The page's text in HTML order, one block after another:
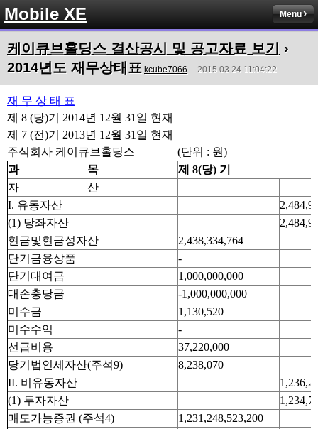
Mobile XE Menu
케이큐브홀딩스 결산공시 및 공고자료 보기
›
2014년도 재무상태표 kcube7066 2015.03.24 11:04:22
재 무 상 태 표
제 8 (당)기 2014년 12월 31일 현재
제 7 (전)기 2013년 12월 31일 현재
주식회사 케이큐브홀딩스
(단위 : 원)
과 목
제 8(당) 기
자 산
I. 유동자산
(1) 당좌자산
현금및현금성자산
2,438,334,764
단기금융상품
-
단기대여금
1,000,000,000
대손충당금
-1,000,000,000
미수금
1,130,520
미수수익
-
선급비용
37,220,000
당기법인세자산(주석9)
8,238,070
II. 비유동자산
(1) 투자자산
매도가능증권 (주석4)
1,231,248,523,200